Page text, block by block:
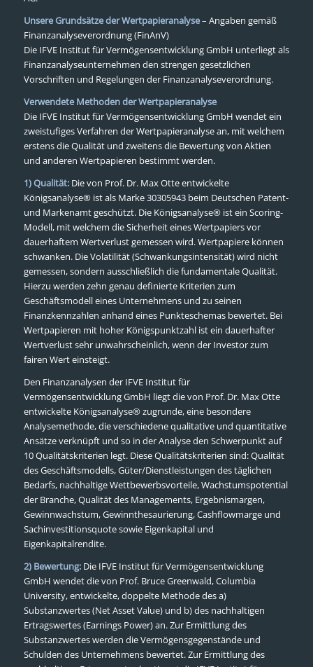
Unsere Grundsätze der Wertpapieranalyse– Angaben gemäß
Finanzanalyseverordnung (FinAnV)
Die IFVE Institut für Vermögensentwicklung GmbH unterliegt als
Finanzanalyseunternehmen den strengen gesetzlichen
Vorschriften und Regelungen der Finanzanalyseverordnung.
Verwendete Methoden der Wertpapieranalyse
Die IFVE Institut für Vermögensentwicklung GmbH wendet ein
zweistufiges Verfahren der Wertpapieranalyse an, mit welchem
erstens die Qualität und zweitens die Bewertung von Aktien
und anderen Wertpapieren bestimmt werden.
1) Qualität:Die von Prof. Dr. Max Otte entwickelte
Königsanalyse® ist als Marke 30305943 beim Deutschen Patent-
und Markenamt geschützt. Die Königsanalyse® ist ein Scoring-
Modell, mit welchem die Sicherheit eines Wertpapiers vor
dauerhaftem Wertverlust gemessen wird. Wertpapiere können
schwanken. Die Volatilität (Schwankungsintensität) wird nicht
gemessen, sondern ausschließlich die fundamentale Qualität.
Hierzu werden zehn genau definierte Kriterien zum
Geschäftsmodell eines Unternehmens und zu seinen
Finanzkennzahlen anhand eines Punkteschemas bewertet. Bei
Wertpapieren mit hoher Königspunktzahl ist ein dauerhafter
Wertverlust sehr unwahrscheinlich, wenn der Investor zum
fairen Wert einsteigt.
Den Finanzanalysen der IFVE Institut für
Vermögensentwicklung GmbH liegt die von Prof. Dr. Max Otte
entwickelte Königsanalyse® zugrunde, eine besondere
Analysemethode, die verschiedene qualitative und quantitative
Ansätze verknüpft und so in der Analyse den Schwerpunkt auf
10 Qualitätskriterien legt. Diese Qualitätskriterien sind: Qualität
des Geschäftsmodells, Güter/Dienstleistungen des täglichen
Bedarfs, nachhaltige Wettbewerbsvorteile, Wachstumspotential
der Branche, Qualität des Managements, Ergebnismargen,
Gewinnwachstum, Gewinnthesaurierung, Cashflowmarge und
Sachinvestitionsquote sowie Eigenkapital und
Eigenkapitalrendite.
2) Bewertung:Die IFVE Institut für Vermögensentwicklung
GmbH wendet die von Prof. Bruce Greenwald, Columbia
University, entwickelte, doppelte Methode des a)
Substanzwertes (Net Asset Value) und b) des nachhaltigen
Ertragswertes (Earnings Power) an. Zur Ermittlung des
Substanzwertes werden die Vermögensgegenstände und
Schulden des Unternehmens bewertet. Zur Ermittlung des